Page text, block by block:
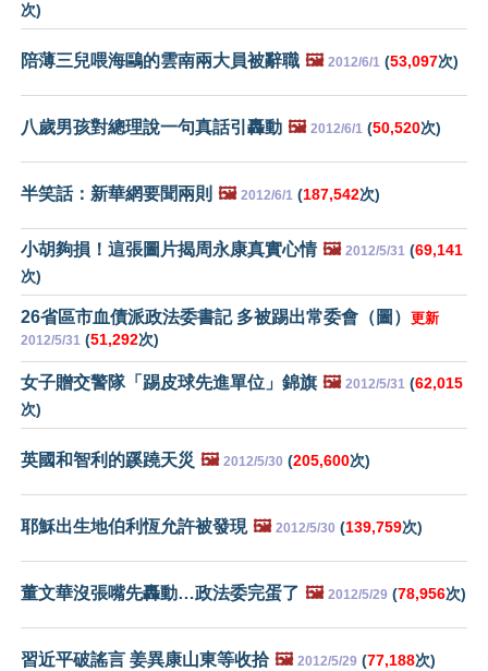
次)
陪薄三兒喂海鷗的雲南兩大員被辭職 🖼️ 2012/6/1 (53,097次)
八歲男孩對總理說一句真話引轟動 🖼️ 2012/6/1 (50,520次)
半笑話：新華網要聞兩則 🖼️ 2012/6/1 (187,542次)
小胡夠損！這張圖片揭周永康真實心情 🖼️ 2012/5/31 (69,141
次)
26省區市血債派政法委書記 多被踢出常委會（圖） 更新
2012/5/31 (51,292次)
女子贈交警隊「踢皮球先進單位」錦旗 🖼️ 2012/5/31 (62,015
次)
英國和智利的蹊蹺天災 🖼️ 2012/5/30 (205,600次)
耶穌出生地伯利恆允許被發現 🖼️ 2012/5/30 (139,759次)
董文華沒張嘴先轟動…政法委完蛋了 🖼️ 2012/5/29 (78,956次)
習近平破謠言 姜異康山東等收拾 🖼️ 2012/5/29 (77,188次)